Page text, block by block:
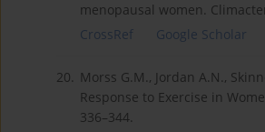
menopausal women.
CrossRef
Google Scholar
20. Morss G.M., Jordan A.N.,
Response to Exercise in
336–344.